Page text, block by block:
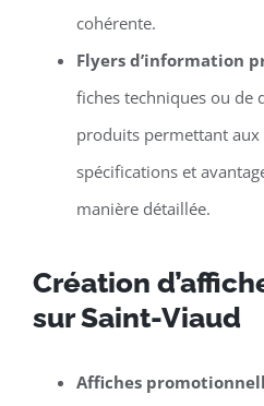
cohérente.
Flyers d’information
fiches techniques ou de
produits permettant
spécifications et
manière détaillée.
Création
sur Saint-Viaud
Affiches